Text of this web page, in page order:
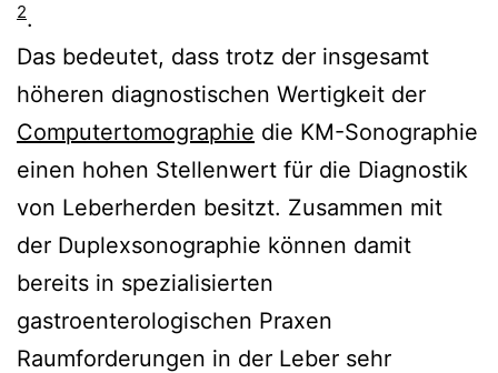
2.
Das bedeutet, dass trotz der insgesamt
höheren diagnostischen Wertigkeit der
Computertomographie die KM-Sonographie
einen hohen Stellenwert für die Diagnostik
von Leberherden besitzt. Zusammen mit
der Duplexsonographie können damit
bereits in spezialisierten
gastroenterologischen Praxen
Raumforderungen in der Leber sehr